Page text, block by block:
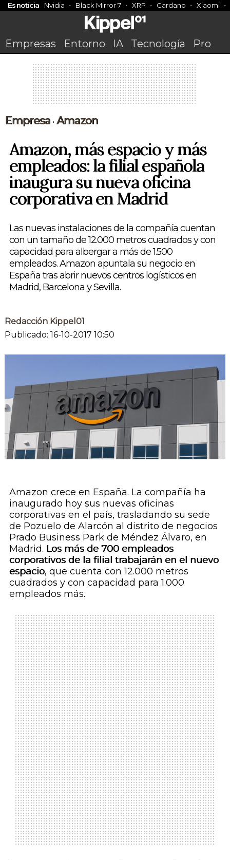
Es noticia Nvidia Black Mirror 7 XRP Cardano Xiaomi
Empresas Entorno IA Tecnología Pro
Empresa• Amazon
Amazon, más espacio y más
empleados: la filial española
inaugura su nueva oficina
corporativa en Madrid
Las nuevas instalaciones de la compañía cuentan
con un tamaño de 12.000 metros cuadrados y con
capacidad para albergar a más de 1.500
empleados. Amazon apuntala su negocio en
España tras abrir nuevos centros logísticos en
Madrid, Barcelona y Sevilla.
Redacción Kippel01
Publicado: 16-10-2017 10:50
Amazon crece en España. La compañía ha
inaugurado hoy sus nuevas oficinas
corporativas en el país, trasladando su sede
de Pozuelo de Alarcón al distrito de negocios
Prado Business Park de Méndez Álvaro, en
Madrid. Los más de 700 empleados
corporativos de la filial trabajarán en el nuevo
espacio, que cuenta con 12.000 metros
cuadrados y con capacidad para 1.000
empleados más.